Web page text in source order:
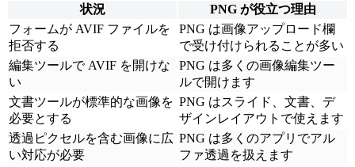
状況
PNG が役立つ理由
フォームが AVIF ファイルを
拒否する
PNG は画像アップロード欄
で受け付けられることが多い
編集ツールで AVIF を開けな
い
PNG は多くの画像編集ツー
ルで開けます
文書ツールが標準的な画像を
必要とする
PNG はスライド、文書、デ
ザインレイアウトで使えます
透過ピクセルを含む画像に広
い対応が必要
PNG は多くのアプリでアル
ファ透過を扱えます